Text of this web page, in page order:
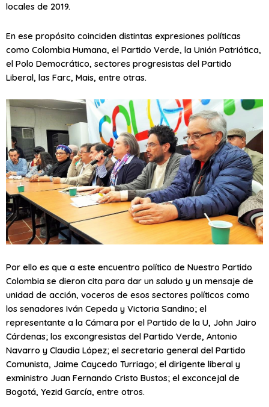
locales de 2019.
En ese propósito coinciden distintas expresiones políticas
como Colombia Humana, el Partido Verde, la Unión Patriótica,
el Polo Democrático, sectores progresistas del Partido
Liberal, las Farc, Mais, entre otras.
Por ello es que a este encuentro político de Nuestro Partido
Colombia se dieron cita para dar un saludo y un mensaje de
unidad de acción, voceros de esos sectores políticos como
los senadores Iván Cepeda y Victoria Sandino; el
representante a la Cámara por el Partido de la U, John Jairo
Cárdenas; los excongresistas del Partido Verde, Antonio
Navarro y Claudia López; el secretario general del Partido
Comunista, Jaime Caycedo Turriago; el dirigente liberal y
exministro Juan Fernando Cristo Bustos; el exconcejal de
Bogotá, Yezid García, entre otros.